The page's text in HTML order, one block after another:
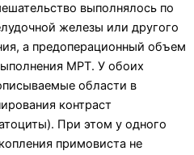
выполнялось по
железы или другого
а предопера­ционный объем
МРТ. У обоих
области в
кон­траст
При этом у одного
примови­ста не